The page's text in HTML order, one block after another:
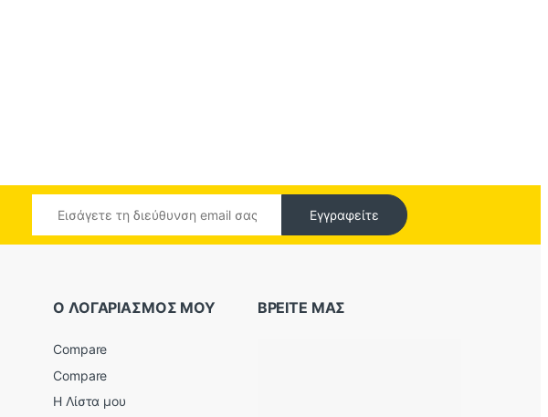
Εγγραφείτε
Ο ΛΟΓΑΡΙΑΣΜΟΣ ΜΟΥ
Compare
Compare
Η Λίστα μου
ΒΡΕΙΤΕ ΜΑΣ